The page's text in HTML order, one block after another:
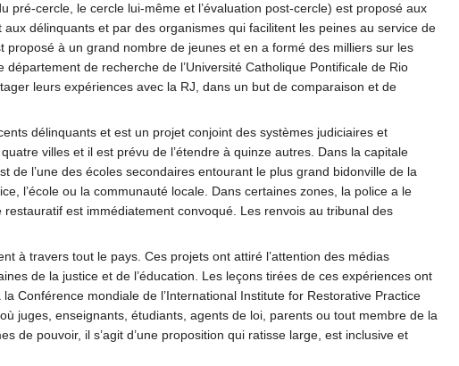
cercle, le cercle lui-même et l’évaluation post-cercle) est proposé aux
délinquants et par des organismes qui facilitent les peines au service de
à un grand nombre de jeunes et en a formé des milliers sur les
de recherche de l’Université Catholique Pontificale de Rio
leurs expériences avec la RJ, dans un but de comparaison et de
délinquants et est un projet conjoint des systèmes judiciaires et
villes et il est prévu de l’étendre à quinze autres. Dans la capitale
de l’une des écoles secondaires entourant le plus grand bidonville de la
l’école ou la communauté locale. Dans certaines zones, la police a le
est immédiatement convoqué. Les renvois au tribunal des
à travers tout le pays. Ces projets ont attiré l’attention des médias
de la justice et de l’éducation. Les leçons tirées de ces expériences ont
Conférence mondiale de l’International Institute for Restorative Practice
juges, enseignants, étudiants, agents de loi, parents ou tout membre de la
de pouvoir, il s’agit d’une proposition qui ratisse large, est inclusive et